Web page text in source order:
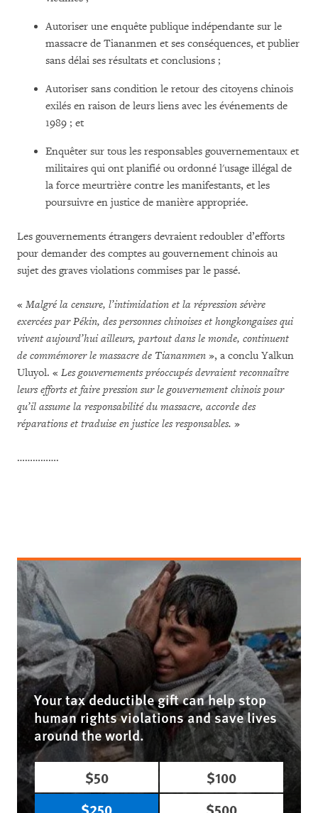
Autoriser une enquête publique indépendante sur le
massacre de Tiananmen et ses conséquences, et publier
sans délai ses résultats et conclusions ;
Autoriser sans condition le retour des citoyens chinois
exilés en raison de leurs liens avec les événements de
1989 ; et
Enquêter sur tous les responsables gouvernementaux et
militaires qui ont planifié ou ordonné l'usage illégal de
la force meurtrière contre les manifestants, et les
poursuivre en justice de manière appropriée.
Les gouvernements étrangers devraient redoubler d’efforts
pour demander des comptes au gouvernement chinois au
sujet des graves violations commises par le passé.
« Malgré la censure, l’intimidation et la répression sévère
exercées par Pékin, des personnes chinoises et hongkongaises qui
vivent aujourd’hui ailleurs, partout dans le monde, continuent
de commémorer le massacre de Tiananmen », a conclu Yalkun
Uluyol. « Les gouvernements préoccupés devraient reconnaître
leurs efforts et faire pression sur le gouvernement chinois pour
qu’il assume la responsabilité du massacre, accorde des
réparations et traduise en justice les responsables. »
…………….
Your tax deductible gift can help stop
human rights violations and save lives
around the world.
$50
$100